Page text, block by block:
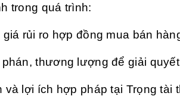
trong quá trình:
rủi ro hợp đồng mua bán
thương lượng để giải
và lợi ích hợp pháp tại Trọng tài